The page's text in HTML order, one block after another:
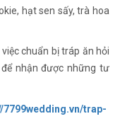
hạt sen sấy, trà hoa
chuẩn bị tráp ăn hỏi
nhận được những tư
7799wedding.vn/trap-